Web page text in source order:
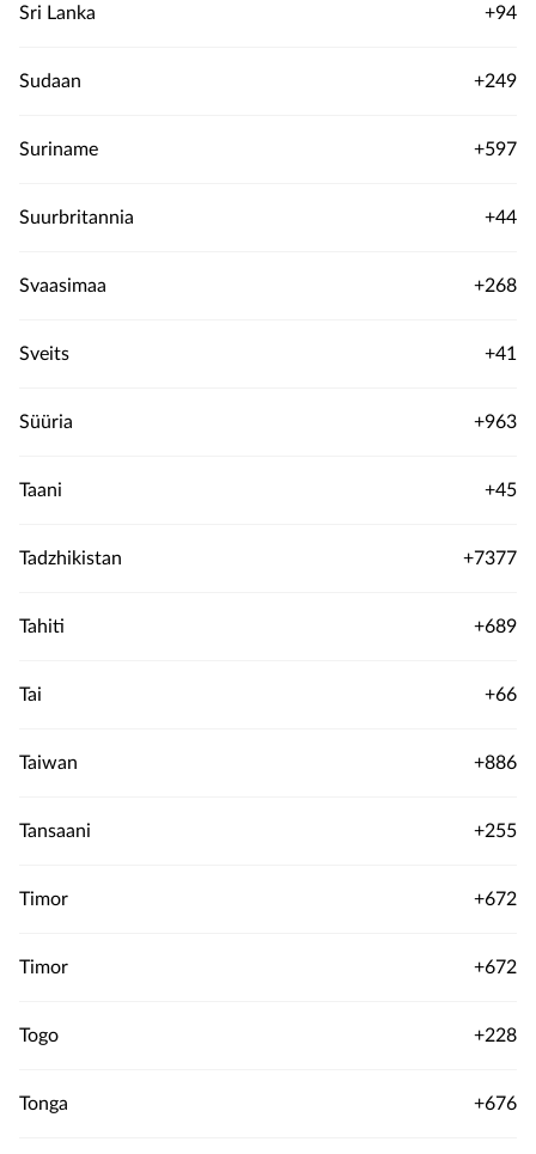
Sri Lanka +94
Sudaan +249
Suriname +597
Suurbritannia +44
Svaasimaa +268
Sveits +41
Süüria +963
Taani +45
Tadzhikistan +7377
Tahiti +689
Tai +66
Taiwan +886
Tansaani +255
Timor +672
Timor +672
Togo +228
Tonga +676